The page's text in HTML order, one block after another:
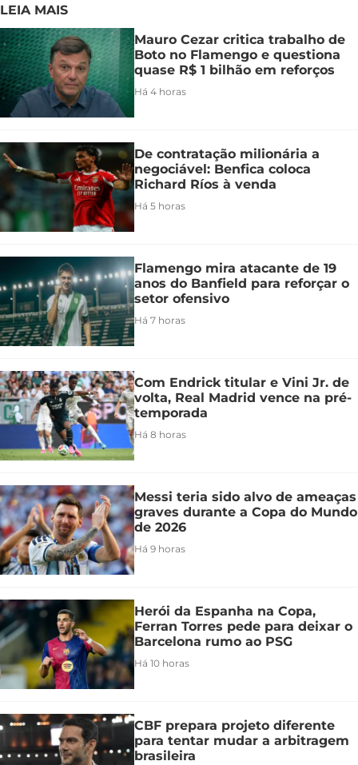
LEIA MAIS
Mauro Cezar critica trabalho de
Boto no Flamengo e questiona
quase R$ 1 bilhão em reforços
Há 4 horas
De contratação milionária a
negociável: Benfica coloca
Richard Ríos à venda
Há 5 horas
Flamengo mira atacante de 19
anos do Banfield para reforçar o
setor ofensivo
Há 7 horas
Com Endrick titular e Vini Jr. de
volta, Real Madrid vence na pré-
temporada
Há 8 horas
Messi teria sido alvo de ameaças
graves durante a Copa do Mundo
de 2026
Há 9 horas
Herói da Espanha na Copa,
Ferran Torres pede para deixar o
Barcelona rumo ao PSG
Há 10 horas
CBF prepara projeto diferente
para tentar mudar a arbitragem
brasileira